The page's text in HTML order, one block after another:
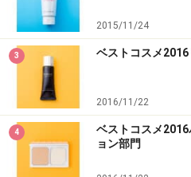
【本当に売れています！】オ
小池彩加さん
発売に先駆けて先行予約を
2015/11/24
3 ベストコスメ
2016/11/22
4
ベストコスメ
ョン部門